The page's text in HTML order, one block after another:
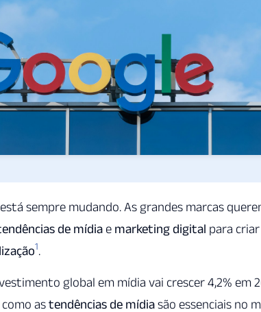
sempre mudando. As grandes marcas
de mídia e marketing digital para
1.
global em mídia vai crescer 4,2% em
astendências de mídiasão essenciais no